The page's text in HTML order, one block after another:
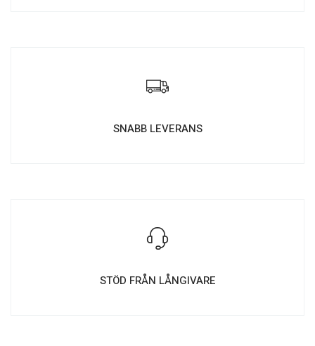
SNABB LEVERANS
STÖD FRÅN LÅNGIVARE